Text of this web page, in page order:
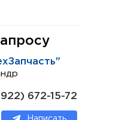
672-15-72